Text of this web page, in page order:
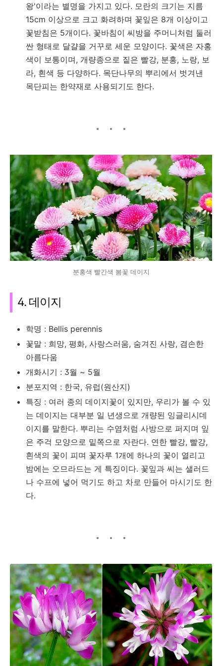
왕'이라는 별명을 가지고 있다. 모란의 크기는 지름
15cm 이상으로 크고 화려하며 꽃잎은 8개 이상이고
꽃받침은 5개이다. 꽃바침이 씨방을 주머니처럼 둘러
싼 형태로 달걀을 거꾸로 세운 모양이다. 꽃색은 자홍
색이 보통이며, 개량종으로 짙은 빨강, 분홍, 노랑, 보
라, 흰색 등 다양하다. 목단나무의 뿌리에서 벗겨낸
목단피는 한약재로 사용되기도 한다.
분홍색 빨간색 봄꽃 데이지
4. 데이지
학명 : Bellis perennis
꽃말 : 희망, 평화, 사랑스러움, 숨겨진 사랑, 겸손한
아름다움
개화시기 : 3월 ~ 5월
분포지역 : 한국, 유럽(원산지)
특징 : 여러 종의 데이지꽃이 있지만, 우리가 볼 수 있
는 데이지는 대부분 일 년생으로 개량된 잉글리시데
이지를 말한다. 뿌리는 수염처럼 사방으로 퍼지며 잎
은 주걱 모양으로 밑쪽으로 자란다. 연한 빨강, 빨강,
흰색의 꽃이 피며 꽃자루 1개에 하나의 꽃이 열리고
밤에는 오므라드는 게 특징이다. 꽃잎과 씨는 샐러드
나 수프에 넣어 먹기도 하고 차로 만들어 마시기도 한
다.